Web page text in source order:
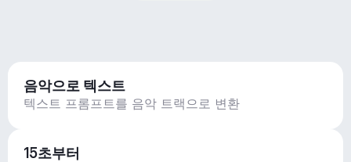
음악으로 텍스트
텍스트 프롬프트를 음악 트랙으로 변환
15초부터